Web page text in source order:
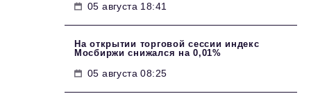
05 августа 18:41
На открытии торговой сессии индекс
Мосбиржи снижался на 0,01%
05 августа 08:25